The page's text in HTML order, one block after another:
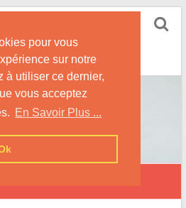
pour vous
sur notre
à utiliser ce dernier,
vous acceptez
En Savoir Plus ...
Une Femme